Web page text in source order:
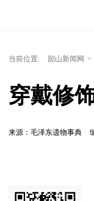
当前位置: 韶山新闻网 >
穿戴修
来源：毛泽东遗物事典